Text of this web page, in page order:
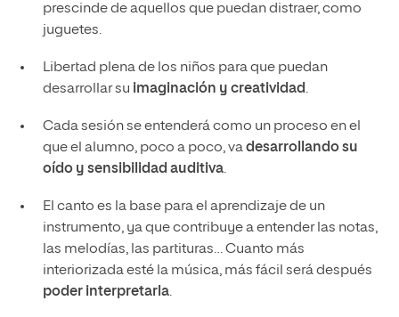
prescinde de aquellos que puedan distraer, como
juguetes.
Libertad plena de los niños para que puedan
desarrollar su imaginación y creatividad.
Cada sesión se entenderá como un proceso en el
que el alumno, poco a poco, vadesarrollando su
oído y sensibilidad auditiva.
El canto es la base para el aprendizaje de un
instrumento, ya que contribuye a entender las notas,
las melodías, las partituras… Cuanto más
interiorizada esté la música, más fácil será después
poder interpretarla.